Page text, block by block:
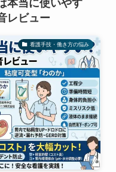
本当に使いやす
レビュー
看護手技・働き方の悩み